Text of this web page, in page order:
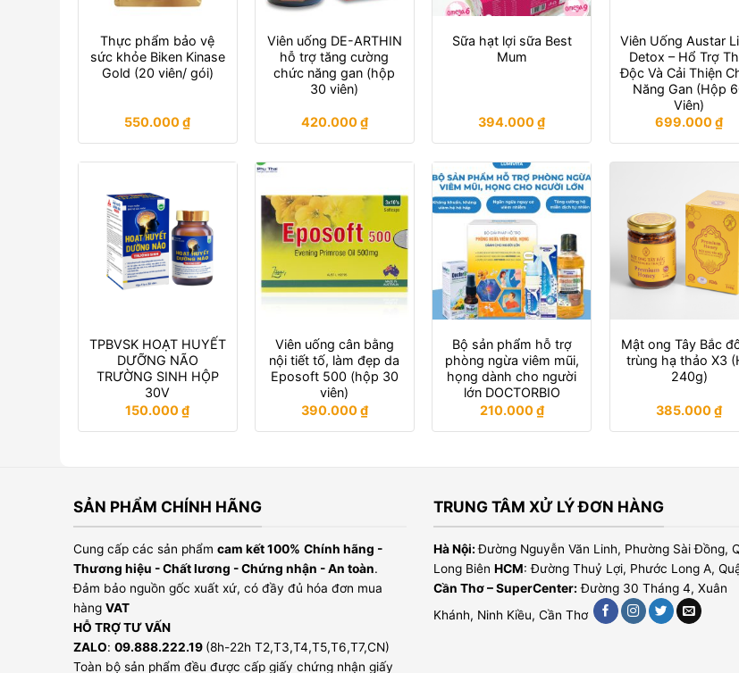
Thực phẩm bảo vệ
sức khỏe Biken Kinase
Gold (20 viên/ gói)
550.000₫
Viên uống DE-ARTHIN
hỗ trợ tăng cường
chức năng gan (hộp
30 viên)
420.000₫
Sữa hạt lợi sữa Best
Mum
394.000₫
Viên Uống Austar
Detox – Hổ Trợ
Độc Và Cải Thiện
Năng Gan (Hộp
Viên)
699.000₫
TPBVSK HOẠT HUYẾT
DƯỠNG NÃO
TRƯỜNG SINH HỘP
30V
150.000₫
Viên uống cân bằng
nội tiết tố, làm đẹp da
Eposoft 500 (hộp 30
viên)
390.000₫
Bộ sản phẩm hỗ trợ
phòng ngừa viêm mũi,
họng dành cho người
lớn DOCTORBIO
210.000₫
Mật ong Tây Bắc
trùng hạ thảo X3
240g)
385.000₫
SẢN PHẨM CHÍNH HÃNG
Cung cấp các sản phẩm cam kết 100% Chính hãng -
Thương hiệu - Chất lương - Chứng nhận - An toàn.
Đảm bảo nguồn gốc xuất xứ, có đầy đủ hóa đơn mua
hàng VAT
HỖ TRỢ TƯ VẤN
ZALO: 09.888.222.19 (8h-22h T2,T3,T4,T5,T6,T7,CN)
Toàn bộ sản phẩm đều được cấp giấy chứng nhận giấy
TRUNG TÂM XỬ LÝ ĐƠN HÀNG
Hà Nội:Đường Nguyễn Văn Linh, Phường Sài Đồng,
Long BiênHCM: Đường Thuỷ Lợi, Phước Long A,
Cần Thơ – SuperCenter: Đường 30 Tháng 4, Xuân
Khánh, Ninh Kiều, Cần Thơ